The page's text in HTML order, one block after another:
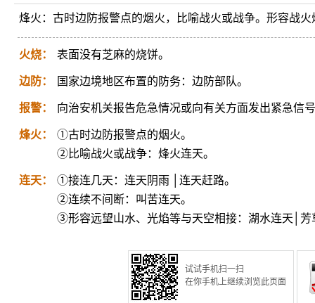
烽火：古时边防报警点的烟火，比喻战火或战争。形容战火
火烧： 表面没有芝麻的烧饼。
边防： 国家边境地区布置的防务：边防部队。
报警： 向治安机关报告危急情况或向有关方面发出紧急信
烽火：
①古时边防报警点的烟火。
②比喻战火或战争：烽火连天。
连天：
①接连几天：连天阴雨 │连天赶路。
②连续不间断：叫苦连天。
③形容远望山水、光焰等与天空相接：湖水连天│芳
试试手机扫一扫
在你手机上继续浏览此页面